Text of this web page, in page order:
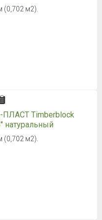
(0,702 м2).
ПЛАСТ Timberblock
натуральный
(0,702 м2).